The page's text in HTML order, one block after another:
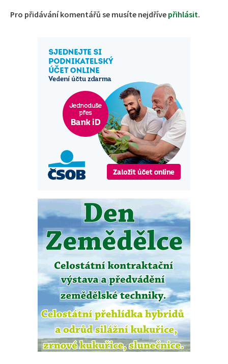
Pro přidávání komentářů se musíte nejdříve přihlásit.